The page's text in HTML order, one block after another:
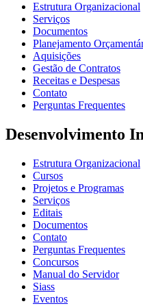
Estrutura Organizacional
Serviços
Documentos
Planejamento
Aquisições
Gestão de Contratos
Receitas e Despesas
Contato
Perguntas Frequentes
Desenvolvimento
Estrutura Organizacional
Cursos
Projetos e Programas
Serviços
Editais
Documentos
Contato
Perguntas Frequentes
Concursos
Manual do Servidor
Siass
Eventos